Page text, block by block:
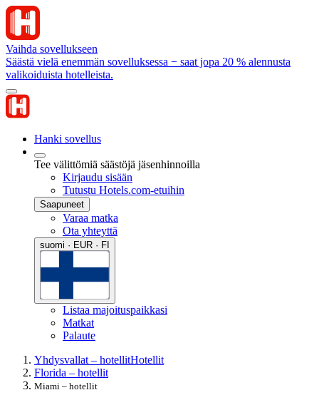
Vaihda sovellukseen
Säästä vielä enemmän sovelluksessa − saat jopa 20 % alennusta
valikoiduista hotelleista.
Hanki sovellus
Tee välittömiä säästöjä jäsenhinnoilla
Kirjaudu sisään
Tutustu Hotels.com-etuihin
Saapuneet
Varaa matka
Ota yhteyttä
suomi · EUR · FI
Listaa majoituspaikkasi
Matkat
Palaute
Yhdysvallat – hotellitHotellit
Florida – hotellit
Miami – hotellit